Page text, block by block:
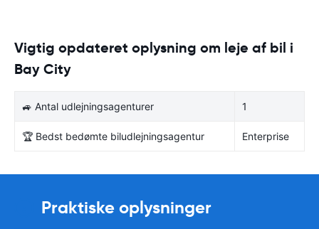
Vigtig opdateret oplysning om leje af bil i
Bay City
🚙 Antal udlejningsagenturer 1
🏆 Bedst bedømte biludlejningsagentur Enterprise
Praktiske oplysninger